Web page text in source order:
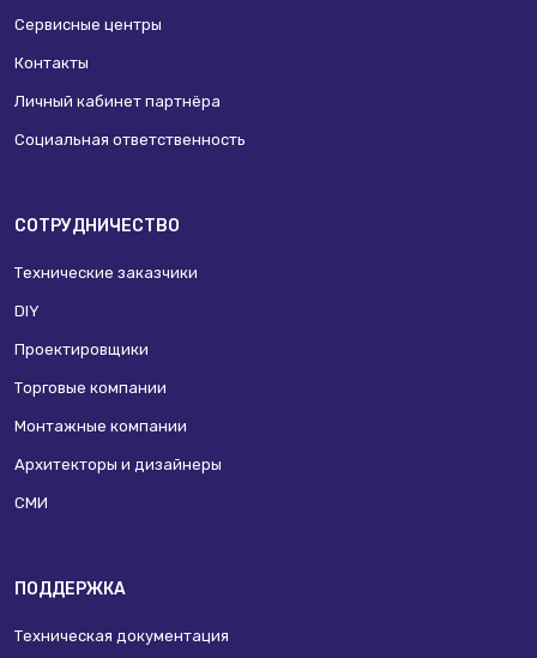
Сервисные центры
Контакты
Личный кабинет партнёра
Социальная ответственность
СОТРУДНИЧЕСТВО
Технические заказчики
DIY
Проектировщики
Торговые компании
Монтажные компании
Архитекторы и дизайнеры
СМИ
ПОДДЕРЖКА
Техническая документация